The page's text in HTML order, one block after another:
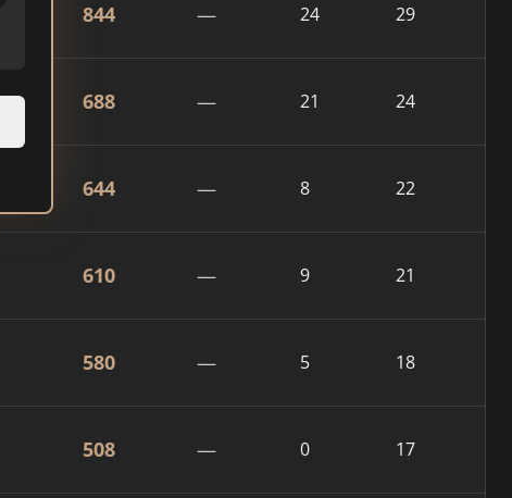
844 — 24 29
688 — 21 24
644 — 8 22
610 — 9 21
580 — 5 18
508 — 0 17